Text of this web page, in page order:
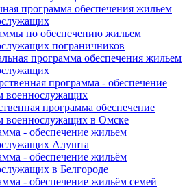
программа обеспечения жильем
по обеспечению жильем
пограничников
программа обеспечения жильем
программа - обеспечение
военнослужащих
программа обеспечение
военнослужащих в Омске
- обеспечение жильем
Алушта
- обеспечение жильём
в Белгороде
- обеспечение жильём семей